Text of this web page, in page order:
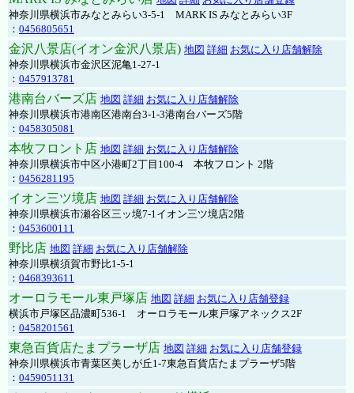
神奈川県横浜市みなとみらい3-5-1 MARK IS みなとみらい3F
： 0456805651
金沢八景店(イオン金沢八景店) 地図 詳細 お気に入り店舗解除
神奈川県横浜市金沢区泥亀1-27-1
： 0457913781
港南台バーズ店 地図 詳細 お気に入り店舗解除
神奈川県横浜市港南区港南台3-1-3港南台バーズ5階
： 0458305081
本牧フロント店 地図 詳細 お気に入り店舗解除
神奈川県横浜市中区小港町2丁目100-4 本牧フロント 2階
： 0456281195
イオン三ツ境店 地図 詳細 お気に入り店舗解除
神奈川県横浜市瀬谷区三ッ境7-1イオン三ツ境店2階
： 0453600111
野比店 地図 詳細 お気に入り店舗解除
神奈川県横須賀市野比1-5-1
： 0468393611
オーロラモール東戸塚店 地図 詳細 お気に入り店舗登録
横浜市戸塚区品濃町536-1 オーロラモール東戸塚アネックス2F
： 0458201561
東急百貨店たまプラーザ店 地図 詳細 お気に入り店舗登録
神奈川県横浜市青葉区美しが丘1-7東急百貨店たまプラーザ5階
： 0459051131